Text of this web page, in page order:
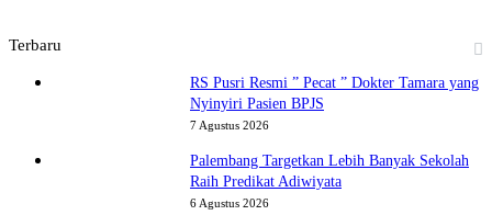
Terbaru
RS Pusri Resmi ” Pecat ” Dokter Tamara yang
Nyinyiri Pasien BPJS
7 Agustus 2026
Palembang Targetkan Lebih Banyak Sekolah
Raih Predikat Adiwiyata
6 Agustus 2026